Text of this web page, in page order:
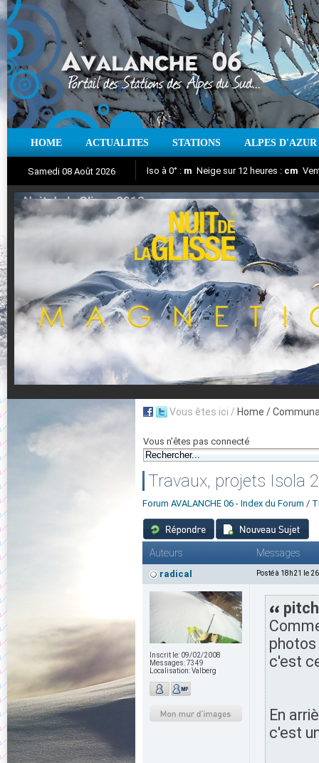
HOME ACTUALITES STATIONS ALPES D'AZUR
Samedi 08 Août 2026
Aujourd'hui : T° Min : °C T° Max :°C
Iso à 0° : m Neige sur 12 heures : cm
Suivez en direct l'actualité des stations
Nuit de la Glisse 2018
Vous êtes ici / Home /
Vous n'êtes pas connecté
Travaux, projets Isola
Forum AVALANCHE 06 - Index du Forum /
Auteurs Messages
radical Posté à 18h21 le
Inscrit le: 09/02/2008
Messages:7349
Localisation:Valberg
c'est
En
c'est